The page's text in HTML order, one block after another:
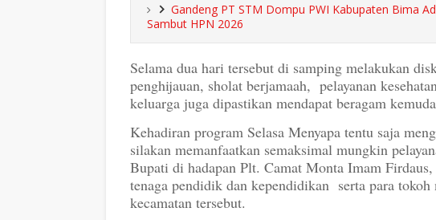
Gandeng PT STM Dompu PWI Kabupaten Bima
Sambut HPN 2026
Selama dua hari tersebut di samping melakukan
penghijauan, sholat berjamaah, pelayanan
keluarga juga dipastikan mendapat beragam
Kehadiran program Selasa Menyapa tentu saja
silakan memanfaatkan semaksimal mungkin
Bupati di hadapan Plt. Camat Monta Imam
tenaga pendidik dan kependidikan serta para
kecamatan tersebut.